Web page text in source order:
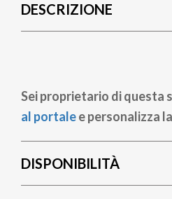
pane
DESCRIZIONE
Sei proprietario di questa
al portalee personalizza
DISPONIBILITÀ